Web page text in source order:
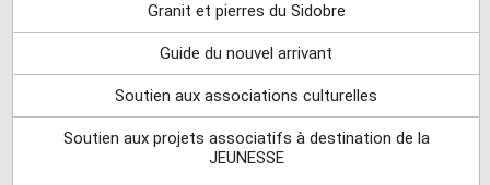
Granit et pierres du Sidobre
Guide du nouvel arrivant
Soutien aux associations culturelles
Soutien aux projets associatifs à destination de la
JEUNESSE